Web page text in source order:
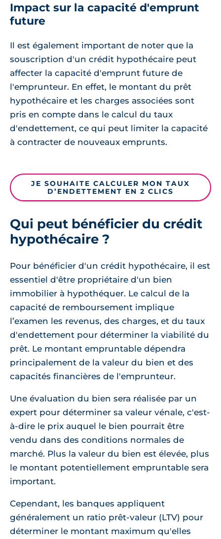
Impact sur la capacité d'emprunt
future
Il est également important de noter que la
souscription d'un crédit hypothécaire peut
affecter la capacité d'emprunt future de
l'emprunteur. En effet, le montant du prêt
hypothécaire et les charges associées sont
pris en compte dans le calcul du taux
d'endettement, ce qui peut limiter la capacité
à contracter de nouveaux emprunts.
JE SOUHAITE CALCULER MON TAUX
D’ENDETTEMENT EN 2 CLICS
Qui peut bénéficier du crédit
hypothécaire ?
Pour bénéficier d'un crédit hypothécaire, il est
essentiel d'être propriétaire d'un bien
immobilier à hypothéquer. Le calcul de la
capacité de remboursement implique
l’examen les revenus, des charges, et du taux
d'endettement pour déterminer la viabilité du
prêt. Le montant empruntable dépendra
principalement de la valeur du bien et des
capacités financières de l'emprunteur.
Une évaluation du bien sera réalisée par un
expert pour déterminer sa valeur vénale, c'est-
à-dire le prix auquel le bien pourrait être
vendu dans des conditions normales de
marché. Plus la valeur du bien est élevée, plus
le montant potentiellement empruntable sera
important.
Cependant, les banques appliquent
généralement un ratio prêt-valeur (LTV) pour
déterminer le montant maximum qu'elles